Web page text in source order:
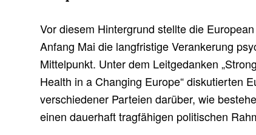
Vor diesem Hintergrund stellte die
Anfang Mai die langfristige Verankerung
Mittelpunkt. Unter dem Leitgedanken
Health in a Changing Europe“ diskutierten
verschiedener Parteien darüber, wie
einen dauerhaft tragfähigen politischen